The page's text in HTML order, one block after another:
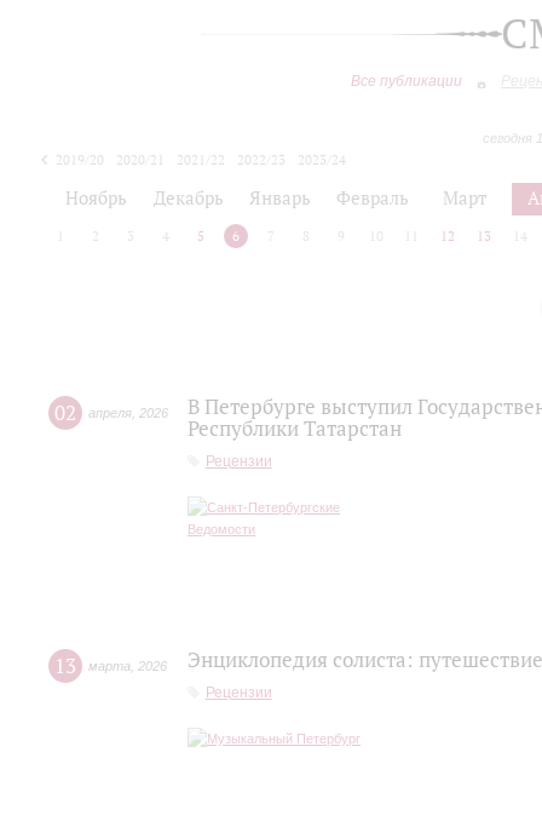
Все публикации
сегодня
2019/20 2020/21 2021/22 2022/23
2023/24
Ноябрь Декабрь Январь Февраль Март
2 3 4 5 6 7 8 9 10 12 13 14
02 апреля 2026
В Петербурге выступил
Республики Татарстан
Рецензии
13 марта 2026 Энциклопедия солиста:
Рецензии